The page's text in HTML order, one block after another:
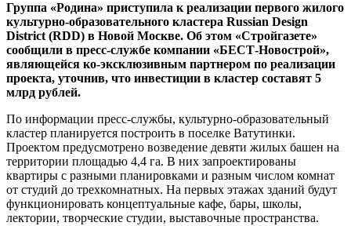
Группа «Родина» приступила к реализации первого жилого
культурно-образовательного кластера Russian Design
District (RDD) в Новой Москве. Об этом «Стройгазете»
сообщили в пресс-службе компании «БЕСТ-Новострой»,
являющейся ко-эксклюзивным партнером по реализации
проекта, уточнив, что инвестиции в кластер составят 5
млрд рублей.
По информации пресс-службы, культурно-образовательный
кластер планируется построить в поселке Ватутинки.
Проектом предусмотрено возведение девяти жилых башен на
территории площадью 4,4 га. В них запроектированы
квартиры с разными планировками и разным числом комнат
от студий до трехкомнатных. На первых этажах зданий будут
функционировать концептуальные кафе, бары, школы,
лектории, творческие студии, выставочные пространства.